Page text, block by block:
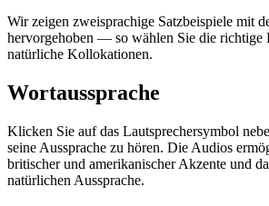
Wir zeigen zweisprachige Satzbeispiele mit
hervorgehoben — so wählen Sie die richtige
natürliche Kollokationen.
Wortaussprache
Klicken Sie auf das Lautsprechersymbol
seine Aussprache zu hören. Die Audios
britischer und amerikanischer Akzente und
natürlichen Aussprache.